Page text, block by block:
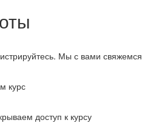
Мы с вами свяжемся
курс
доступ к курсу